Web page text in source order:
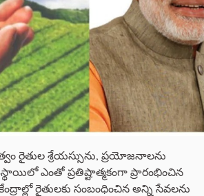
రైతుల శ్రేయస్సును, ప్రయోజనాలను
ఎంతో ప్రతిష్టాత్మకంగా ప్రారంభించిన
రైతులకు సంబంధించిన అన్ని సేవలను